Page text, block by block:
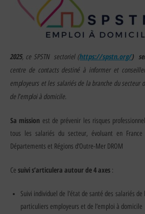
2025 , ce SPSTN sectoriel (https://spstn.org/)
centre de contacts destiné à informer et
employeurs et les salariés de la branche du secteur
de l’emploi à domicile.
Sa mission est de prévenir les risques
tous les salariés du secteur, évoluant en
Départements et Régions d’Outre-Mer DROM
Ce suivi s’articulera autour de 4 axes :
Suivi individuel de l’état de santé des salariés
particuliers employeurs et de l’emploi à domicile